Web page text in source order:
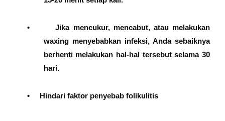
•
Jika mencukur, mencabut, atau melakukan
waxing menyebabkan infeksi, Anda sebaiknya
berhenti melakukan hal-hal tersebut selama 30
hari.
• Hindari faktor penyebab folikulitis